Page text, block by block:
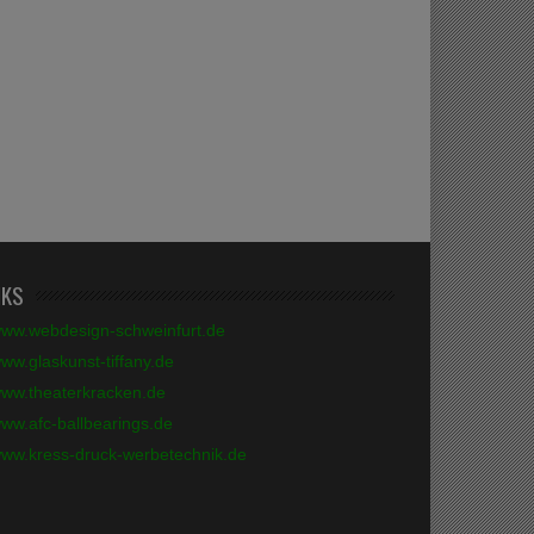
schweinfurt.de
tiffany.de
ballbearings.de
druck-werbetechnik.de